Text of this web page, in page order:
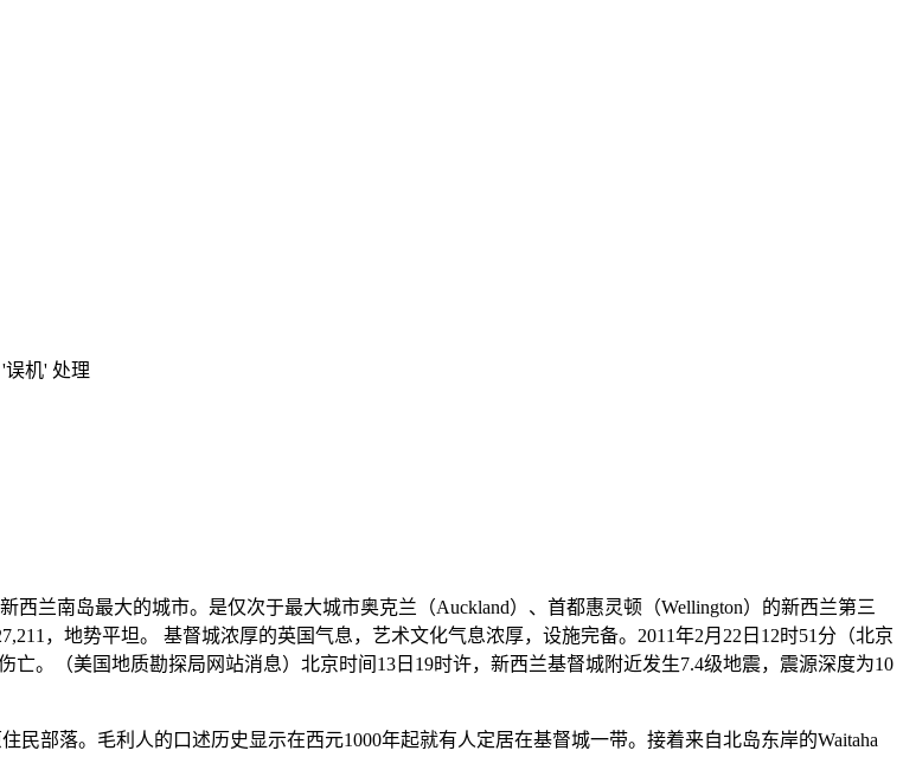
机' 处理
兰南岛最大的城市。是仅次于最大城市奥克兰（Auckland）、首都惠灵顿（Wellington）的新西兰第三
，地势平坦。 基督城浓厚的英国气息，艺术文化气息浓厚，设施完备。2011年2月22日12时51分（北京
。（美国地质勘探局网站消息）北京时间13日19时许，新西兰基督城附近发生7.4级地震，震源深度为10
部落。毛利人的口述历史显示在西元1000年起就有人定居在基督城一带。接着来自北岛东岸的Waitaha